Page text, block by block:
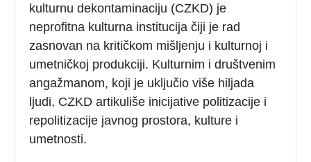
kulturnu dekontaminaciju (CZKD) je
neprofitna kulturna institucija čiji je rad
zasnovan na kritičkom mišljenju i kulturnoj i
umetničkoj produkciji. Kulturnim i društvenim
angažmanom, koji je uključio više hiljada
ljudi, CZKD artikuliše inicijative politizacije i
repolitizacije javnog prostora, kulture i
umetnosti.